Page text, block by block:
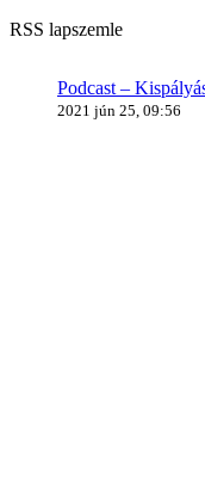
RSS lapszemle
Podcast –
2021 jún 25, 09:56